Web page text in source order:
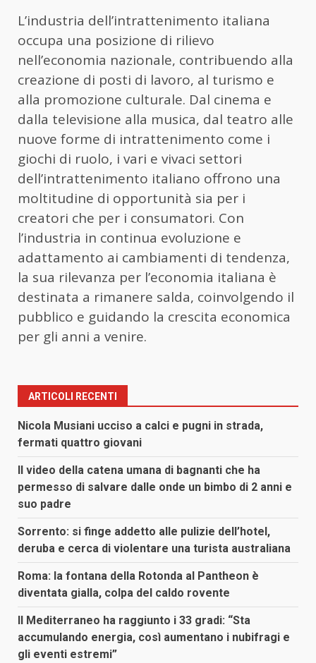
L’industria dell’intrattenimento italiana
occupa una posizione di rilievo
nell’economia nazionale, contribuendo alla
creazione di posti di lavoro, al turismo e
alla promozione culturale. Dal cinema e
dalla televisione alla musica, dal teatro alle
nuove forme di intrattenimento come i
giochi di ruolo, i vari e vivaci settori
dell’intrattenimento italiano offrono una
moltitudine di opportunità sia per i
creatori che per i consumatori. Con
l’industria in continua evoluzione e
adattamento ai cambiamenti di tendenza,
la sua rilevanza per l’economia italiana è
destinata a rimanere salda, coinvolgendo il
pubblico e guidando la crescita economica
per gli anni a venire.
ARTICOLI RECENTI
Nicola Musiani ucciso a calci e pugni in strada,
fermati quattro giovani
Il video della catena umana di bagnanti che ha
permesso di salvare dalle onde un bimbo di 2 anni e
suo padre
Sorrento: si finge addetto alle pulizie dell’hotel,
deruba e cerca di violentare una turista australiana
Roma: la fontana della Rotonda al Pantheon è
diventata gialla, colpa del caldo rovente
Il Mediterraneo ha raggiunto i 33 gradi: “Sta
accumulando energia, così aumentano i nubifragi e
gli eventi estremi”